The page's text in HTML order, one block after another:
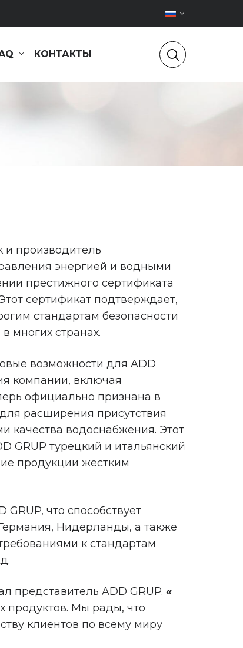
КОНТАКТЫ
и производитель
энергией и водными
престижного сертификата
сертификат подтверждает,
стандартам безопасности
многих странах.
возможности для ADD
компании, включая
официально признана в
расширения присутствия
качества водоснабжения. Этот
GRUP турецкий и итальянский
продукции жестким
что способствует
Нидерланды, а также
к стандартам
представитель ADD GRUP. «
продуктов. Мы рады, что
клиентов по всему миру